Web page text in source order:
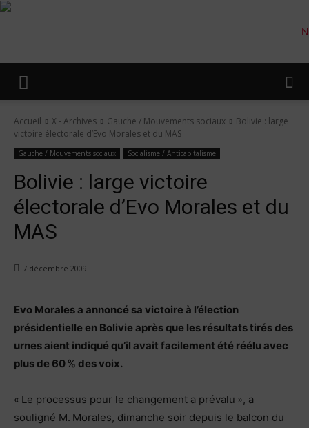
Accueil X - Archives Gauche / Mouvements sociaux
Bolivie : large
victoire électorale d’Evo Morales et du MAS
Gauche / Mouvements sociaux Socialisme / Anticapitalisme
Bolivie : large victoire
électorale d’Evo Morales et du
MAS
7 décembre 2009
Evo Morales a annoncé sa victoire à l’élection
présidentielle en Bolivie après que les résultats tirés des
urnes aient indiqué qu’il avait facilement été réélu avec
plus de 60 % des voix.
« Le processus pour le changement a prévalu », a
souligné M. Morales, dimanche soir depuis le balcon du